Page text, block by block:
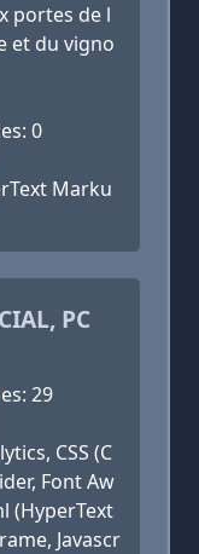
portes de l
et du vigno
0
Marku
PC
29
CSS (C
Font Aw
(HyperText
Javascr